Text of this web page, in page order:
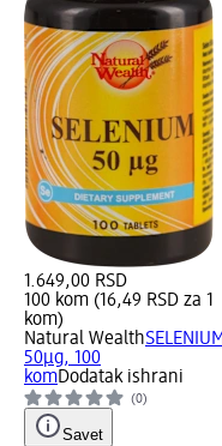
1.649,00 RSD
100 kom (16,49 RSD za 1
kom)
Natural WealthSELENIUM
50μg, 100
komDodatak ishrani
(0)
Savet